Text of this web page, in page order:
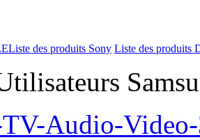
Liste des produits Sony Liste des produits
TV-Audio-